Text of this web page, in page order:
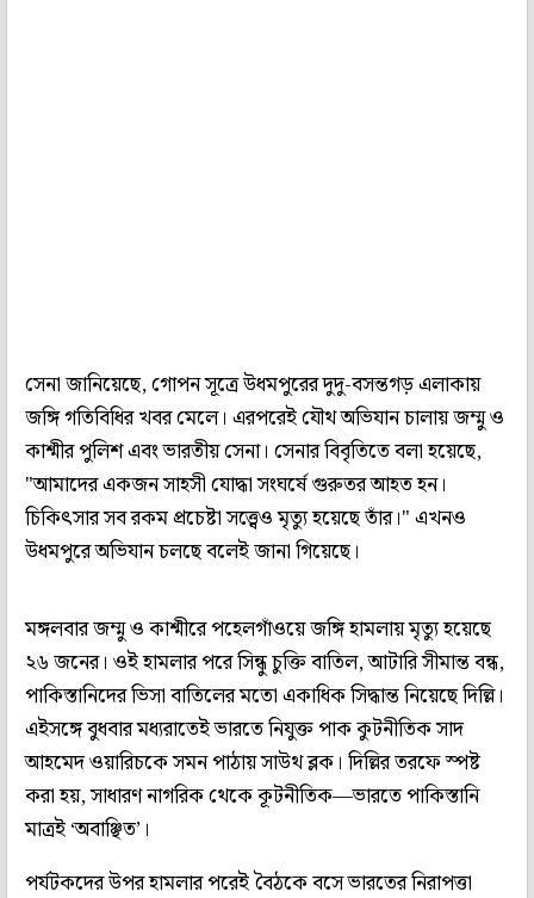
সেনা জানিয়েছে, গোপন সূত্রে উধমপুরের দুদু-বসন্তগড় এলাকায়
জঙ্গি গতিবিধির খবর মেলে। এরপরেই যৌথ অভিযান চালায় জম্মু ও
কাশ্মীর পুলিশ এবং ভারতীয় সেনা। সেনার বিবৃতিতে বলা হয়েছে,
"আমাদের একজন সাহসী যোদ্ধা সংঘর্ষে গুরুতর আহত হন।
চিকিৎসার সব রকম প্রচেষ্টা সত্ত্বেও মৃত্যু হয়েছে তাঁর।" এখনও
উধমপুরে অভিযান চলছে বলেই জানা গিয়েছে।
মঙ্গলবার জম্মু ও কাশ্মীরে পহেলগাঁওয়ে জঙ্গি হামলায় মৃত্যু হয়েছে
২৬ জনের। ওই হামলার পরে সিন্ধু চুক্তি বাতিল, আটারি সীমান্ত বন্ধ,
পাকিস্তানিদের ভিসা বাতিলের মতো একাধিক সিদ্ধান্ত নিয়েছে দিল্লি।
এইসঙ্গে বুধবার মধ্যরাতেই ভারতে নিযুক্ত পাক কুটনীতিক সাদ
আহমেদ ওয়ারিচকে সমন পাঠায় সাউথ ব্লক। দিল্লির তরফে স্পষ্ট
করা হয়, সাধারণ নাগরিক থেকে কূটনীতিক—ভারতে পাকিস্তানি
মাত্রই ‘অবাঞ্ছিত’।
পর্যটকদের উপর হামলার পরেই বৈঠকে বসে ভারতের নিরাপত্তা